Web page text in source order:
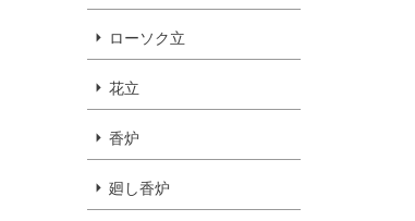
ローソク立
花立
香炉
廻し香炉